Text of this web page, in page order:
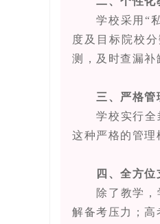
学校采用“私
度及目标院校
测，及时查漏补
三、严格管
学校实行全封
这种严格的管理
四、全方位
除了教学，学
解备考压力；高